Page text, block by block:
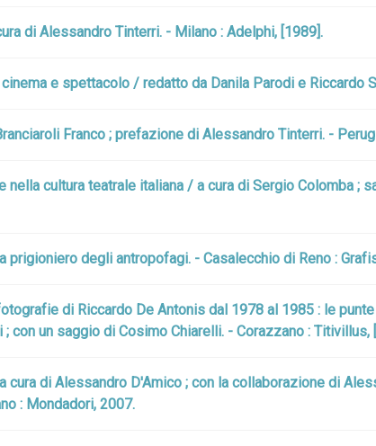
di Alessandro Tinterri. - Milano : Adelphi, [1989].
e spettacolo / redatto da Danila Parodi e
Franco ; prefazione di Alessandro Tinterri. -
nella cultura teatrale italiana / a cura di Sergio Colomba
prigioniero degli antropofagi. - Casalecchio di Reno :
di Riccardo De Antonis dal 1978 al 1985 : le
con un saggio di Cosimo Chiarelli. - Corazzano : Titivillus,
cura di Alessandro D'Amico ; con la collaborazione di
: Mondadori, 2007.